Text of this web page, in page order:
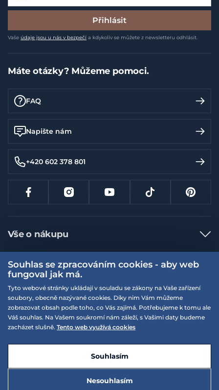
Přihlásit
Vaše údaje jsou u nás v bezpečí a kdykoliv se můžete z newsletteru odhlásit.
Máte otázky? Můžeme pomoci.
FAQ
Napište nám
+420 602 378 801
Vše o nákupu
Jak nakupovat
Nejčastější dotazy
Doprava a platba
Vrácení a výměna zboží
Reklamace
Více informací
Obchodní podmínky
Podmínky EQS věrnostního klubu
On-line katalogy
Dotace
Naše prodejny
EQS Rudná
EQS Praha 9 - Letňany
Nyní otevřeno
Souhlas se zpracováním cookies - aby web
fungoval jak má.
Tyto webové stránky ukládají v souladu se zákony na Vaše zařízení
soubory, obecně nazývané cookies. Díky nim Vám můžeme
zobrazovat obsah podle toho, co Vás zajímá. Potřebujeme k tomu ale
Váš souhlas. Na Vašem soukromí nám záleží, s Vašimi daty budeme
zacházet slušně. Tento web využívá cookies
Nesouhlasím
Souhlasím